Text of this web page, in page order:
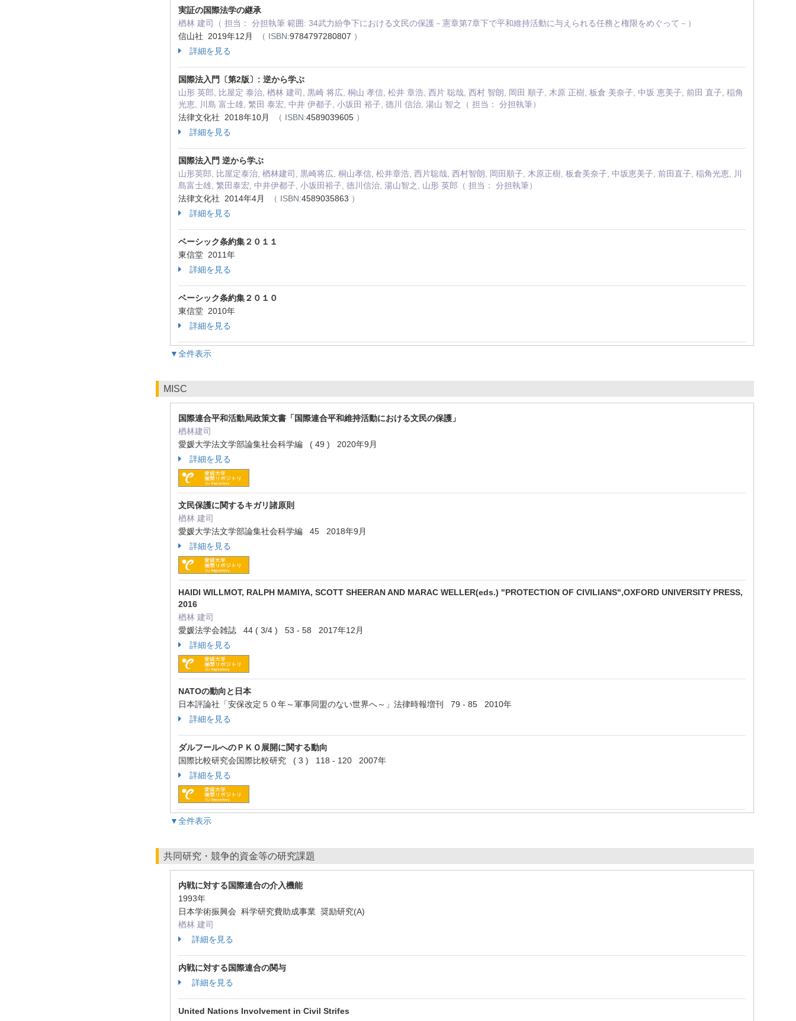
実証の国際法学の継承
楢林 建司（ 担当： 分担執筆 範囲: 34武力紛争下における文民の保護－憲章第7章下で平和維持活動に与えられる任務と権限をめぐって－）
信山社 2019年12月
（ ISBN:9784797280807 ）
詳細を見る
国際法入門〔第2版〕: 逆から学ぶ
山形 英郎, 比屋定 泰治, 楢林 建司, 黒崎 将広, 桐山 孝信, 松井 章浩, 西片 聡哉, 西村 智朗, 岡田 順子, 木原 正樹, 板倉 美奈子, 中坂 恵美子, 前田 直子, 稲角
光恵, 川島 富士雄, 繁田 泰宏, 中井 伊都子, 小坂田 裕子, 德川 信治, 湯山 智之（ 担当： 分担執筆）
法律文化社 2018年10月
（ ISBN:4589039605 ）
詳細を見る
国際法入門 逆から学ぶ
山形英郎, 比屋定泰治, 楢林建司, 黒崎将広, 桐山孝信, 松井章浩, 西片聡哉, 西村智朗, 岡田順子, 木原正樹, 板倉美奈子, 中坂恵美子, 前田直子, 稲角光恵, 川
島富士雄, 繁田泰宏, 中井伊都子, 小坂田裕子, 徳川信治, 湯山智之, 山形 英郎（ 担当： 分担執筆）
法律文化社 2014年4月
（ ISBN:4589035863 ）
詳細を見る
ベーシック条約集２０１１
東信堂 2011年
詳細を見る
ベーシック条約集２０１０
東信堂 2010年
詳細を見る
▼全件表示
MISC
国際連合平和活動局政策文書「国際連合平和維持活動における文民の保護」
楢林建司
愛媛大学法文学部論集社会科学編 ( 49 ) 2020年9月
詳細を見る
文民保護に関するキガリ諸原則
楢林 建司
愛媛大学法文学部論集社会科学編 45 2018年9月
詳細を見る
HAIDI WILLMOT, RALPH MAMIYA, SCOTT SHEERAN AND MARAC WELLER(eds.) "PROTECTION OF CIVILIANS",OXFORD UNIVERSITY PRESS,
2016
楢林 建司
愛媛法学会雑誌 44 ( 3/4 ) 53 - 58 2017年12月
詳細を見る
NATOの動向と日本
日本評論社「安保改定５０年～軍事同盟のない世界へ～」法律時報増刊 79 - 85 2010年
詳細を見る
ダルフールへのＰＫＯ展開に関する動向
国際比較研究会国際比較研究 ( 3 ) 118 - 120 2007年
詳細を見る
▼全件表示
共同研究・競争的資金等の研究課題
内戦に対する国際連合の介入機能
1993年
日本学術振興会 科学研究費助成事業 奨励研究(A)
楢林 建司
詳細を見る
内戦に対する国際連合の関与
詳細を見る
United Nations Involvement in Civil Strifes